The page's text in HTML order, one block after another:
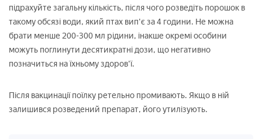
підрахуйте загальну кількість, після чого розведіть порошок в
такому обсязі води, який птах вип'є за 4 години. Не можна
брати менше 200-300 мл рідини, інакше окремі особини
можуть поглинути десятикратні дози, що негативно
позначиться на їхньому здоров'ї.
Після вакцинації поїлку ретельно промивають. Якщо в ній
залишився розведений препарат, його утилізують.